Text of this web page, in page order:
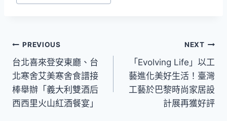
文
章
導
覽
PREVIOUS
台北喜來登安東廳、台
北寒舍艾美寒舍食譜接
棒舉辦「義大利雙酒后
西西里火山紅酒餐宴」
NEXT
「Evolving Life」以工
藝進化美好生活！臺灣
工藝於巴黎時尚家居設
計展再獲好評